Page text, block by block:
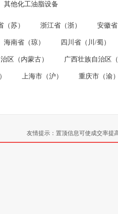
其他化工油脂设备
（苏） 浙江省（浙） 安徽省
海南省（琼） 四川省（川/蜀）
区（内蒙古） 广西壮族自治区（
上海市（沪） 重庆市（渝）
友情提示：置顶信息可使成交率提